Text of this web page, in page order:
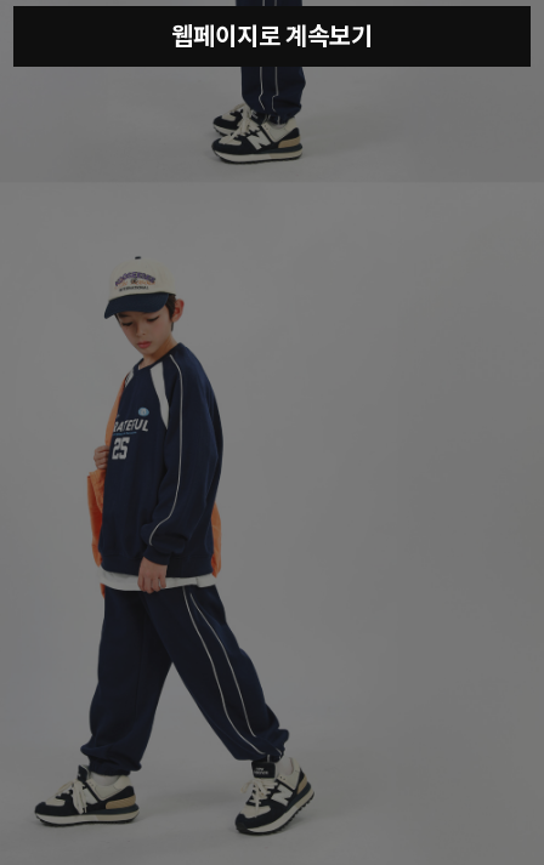
웹페이지로 계속보기